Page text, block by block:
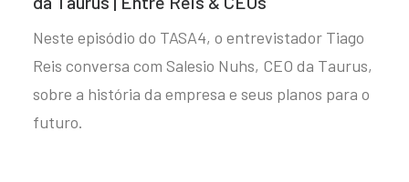
Neste episódio do TASA4, o entrevistador Tiago
Reis conversa com Salesio Nuhs, CEO da Taurus,
sobre a história da empresa e seus planos para o
futuro.